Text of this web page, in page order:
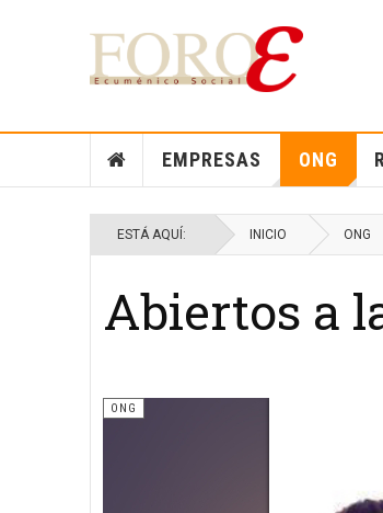
EMPRESAS ONG
ESTÁ AQUÍ: INICIO ONG
Abiertos a
ONG